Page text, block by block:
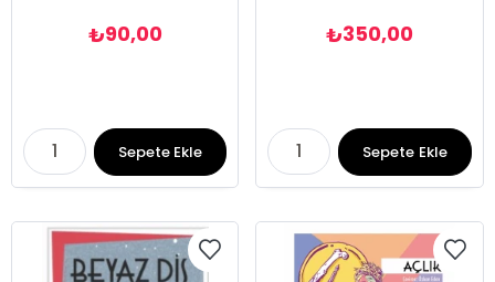
₺90,00
Sepete Ekle
₺350,00
Sepete Ekle